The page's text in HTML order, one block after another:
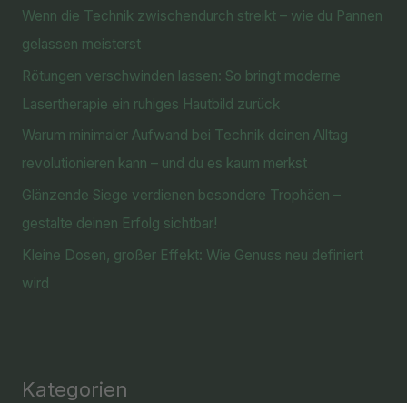
Wenn die Technik zwischendurch streikt – wie du Pannen
gelassen meisterst
Rötungen verschwinden lassen: So bringt moderne
Lasertherapie ein ruhiges Hautbild zurück
Warum minimaler Aufwand bei Technik deinen Alltag
revolutionieren kann – und du es kaum merkst
Glänzende Siege verdienen besondere Trophäen –
gestalte deinen Erfolg sichtbar!
Kleine Dosen, großer Effekt: Wie Genuss neu definiert
wird
Kategorien